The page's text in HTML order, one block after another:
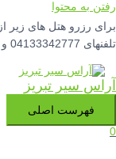
رفتن به محتوا
برای رزرو هتل های زیر
تلفنهای 04133342777 و 04133251388 تماس بگیرید.
آراس سیر تبریز
فهرست اصلی
0